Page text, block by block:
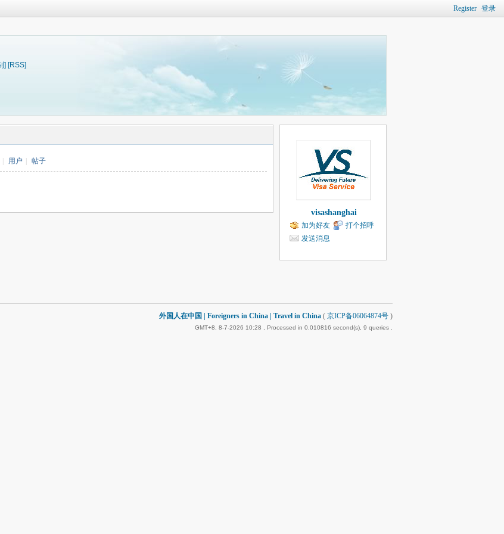
Register 登录
] [RSS]
用户 帖子
visashanghai
加为好友
打个招呼
发送消息
外国人在中国 | Foreigners in China | Travel in China ( 京ICP备06064874号 )
GMT+8, 8-7-2026 10:28 , Processed in 0.010816 second(s), 9 queries .